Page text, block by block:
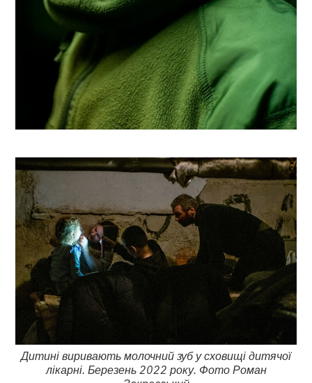
Дитині виривають молочний зуб у сховищі дитячої
лікарні. Березень 2022 року. Фото Роман